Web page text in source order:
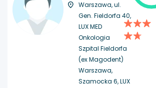
Warszawa, ul.
Gen. Fieldorfa 40,
LUX MED
Onkologia
Szpital Fieldorfa
(ex Magodent)
Warszawa,
Szamocka 6, LUX